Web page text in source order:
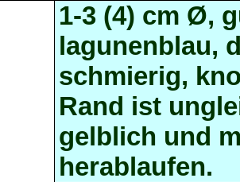
1-3 (4) cm Ø,
lagunenblau,
schmierig,
Rand ist
gelblich und
herablaufen.